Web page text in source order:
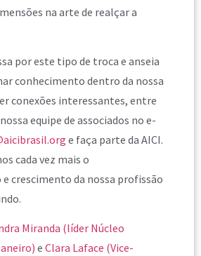
na arte de realçar a
por este tipo de troca e anseia
conhecimento dentro da nossa
conexões interessantes, entre
equipe de associados no e-
e faça parte da AICI.
cada vez mais o
crescimento da nossa profissão
Miranda (líder Núcleo
e Clara Laface (Vice-